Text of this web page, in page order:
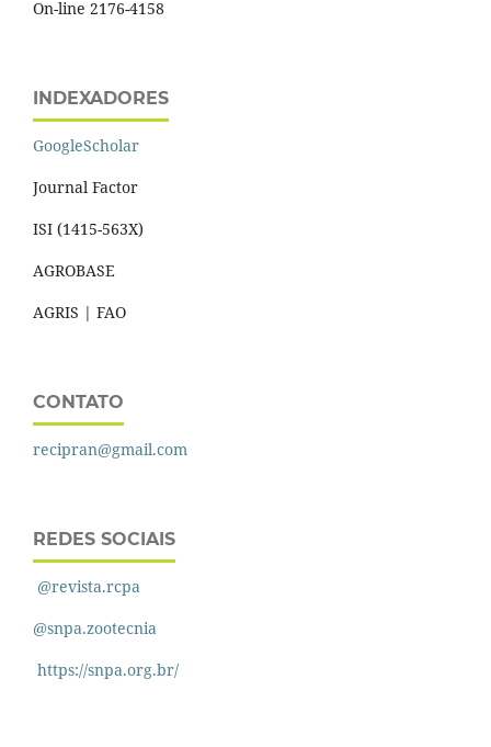
On-line 2176-4158
INDEXADORES
GoogleScholar
Journal Factor
ISI (1415-563X)
AGROBASE
AGRIS | FAO
CONTATO
recipran@gmail.com
REDES SOCIAIS
@revista.rcpa
@snpa.zootecnia
https://snpa.org.br/